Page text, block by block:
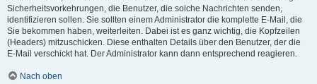
Sicherheitsvorkehrungen, die Benutzer, die solche Nachrichten senden,
identifizieren sollen. Sie sollten einem Administrator die komplette E-Mail, die
Sie bekommen haben, weiterleiten. Dabei ist es ganz wichtig, die Kopfzeilen
(Headers) mitzuschicken. Diese enthalten Details über den Benutzer, der die
E-Mail verschickt hat. Der Administrator kann dann entsprechend reagieren.
Nach oben